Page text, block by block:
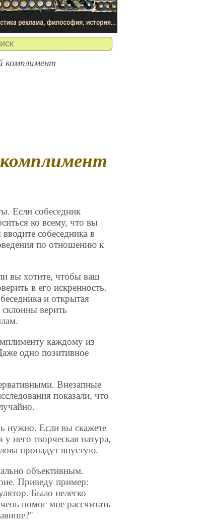
комплимент
Если собеседник
ко всему, что вы
собеседника в
по отношению к
вы хотите, чтобы ваш
в его искренность.
и открытая
верить
каждому из
одно позитивное
Внезапные
показали, что
нужно. Если вы скажете
него творческая натура,
пропадут впустую.
объективным.
Приведу пример:
Было нелегко
помог мне рассчитать